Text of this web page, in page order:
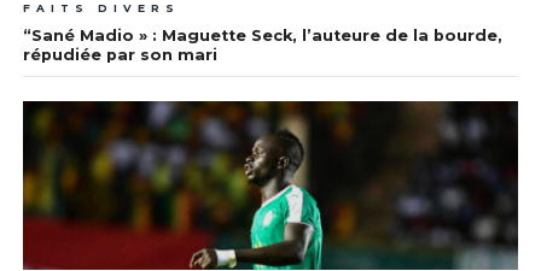
FAITS DIVERS
“Sané Madio » : Maguette Seck, l’auteure de la bourde,
répudiée par son mari